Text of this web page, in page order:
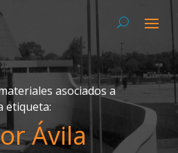
asociados a
etiqueta:
Ávila